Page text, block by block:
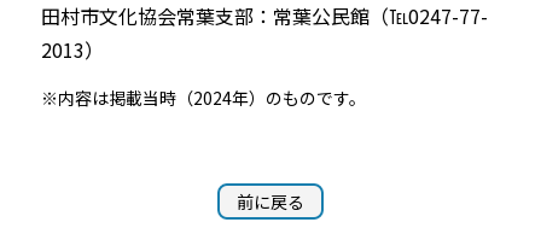
田村市文化協会常葉支部：常葉公民館（℡0247-77-
2013）
※内容は掲載当時（2024年）のものです。
前に戻る